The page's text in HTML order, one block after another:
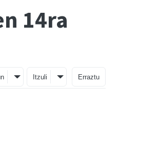
14ra
Itzuli Erraztu